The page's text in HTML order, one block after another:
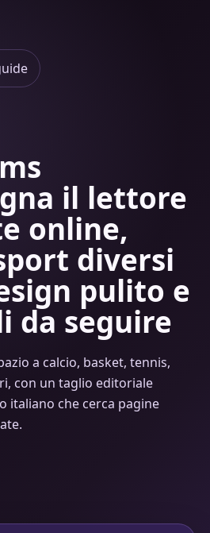
il lettore
online,
diversi
pulito e
da seguire
a calcio, basket, tennis,
con un taglio editoriale
italiano che cerca pagine